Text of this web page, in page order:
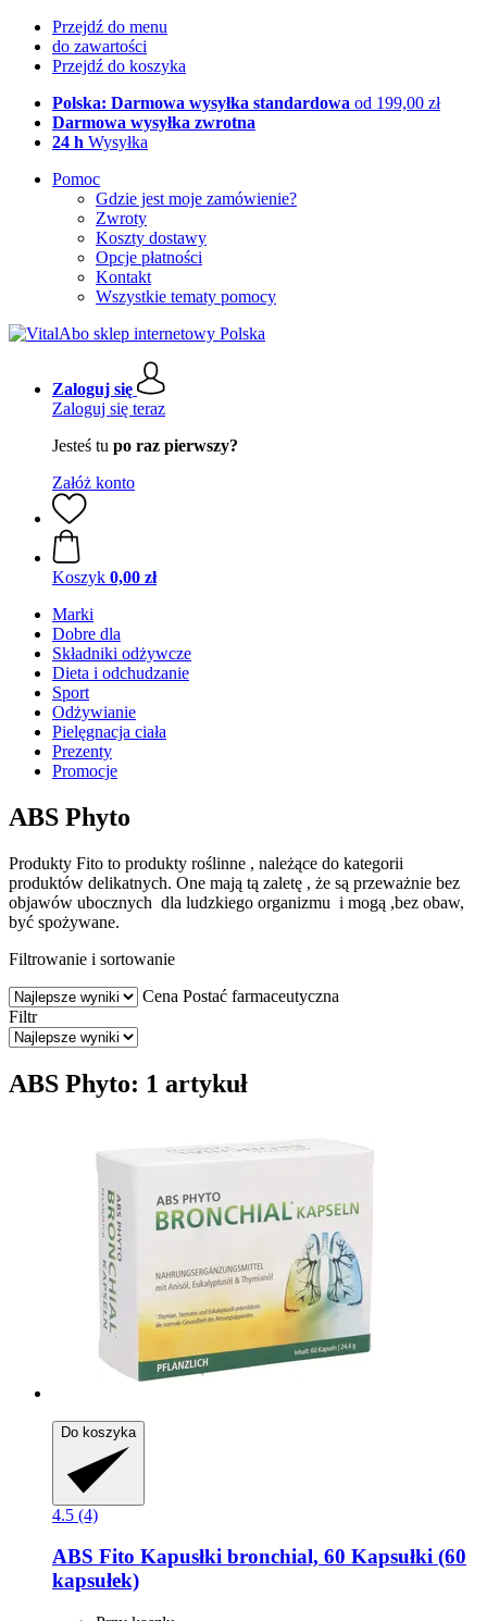
Przejdź do menu
do zawartości
Przejdź do koszyka
Polska: Darmowa wysyłka standardowa od 199,00 zł
Darmowa wysyłka zwrotna
24 h Wysyłka
Pomoc
Gdzie jest moje zamówienie?
Zwroty
Koszty dostawy
Opcje płatności
Kontakt
Wszystkie tematy pomocy
Zaloguj się
Zaloguj się teraz
Jesteś tu po raz pierwszy?
Załóż konto
Koszyk 0,00 zł
Marki
Dobre dla
Składniki odżywcze
Dieta i odchudzanie
Sport
Odżywianie
Pielęgnacja ciała
Prezenty
Promocje
ABS Phyto
Produkty Fito to produkty roślinne , należące do kategorii
produktów delikatnych. One mają tą zaletę , że są przeważnie bez
objawów ubocznych dla ludzkiego organizmu i mogą ,bez obaw,
być spożywane.
Filtrowanie i sortowanie
Cena Postać farmaceutyczna
Filtr
ABS Phyto: 1 artykuł
Do koszyka
4.5 (4)
ABS Fito Kapusłki bronchial, 60 Kapsułki (60
kapsułek)